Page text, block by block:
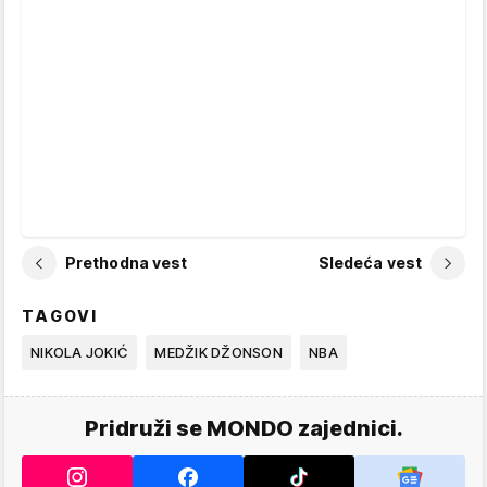
Prethodna vest Sledeća vest
TAGOVI
NIKOLA JOKIĆ MEDŽIK DŽONSON NBA
Pridruži se MONDO zajednici.